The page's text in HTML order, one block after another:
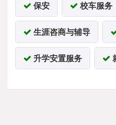
保安 校车服务
生涯咨商与辅导
升学安置服务